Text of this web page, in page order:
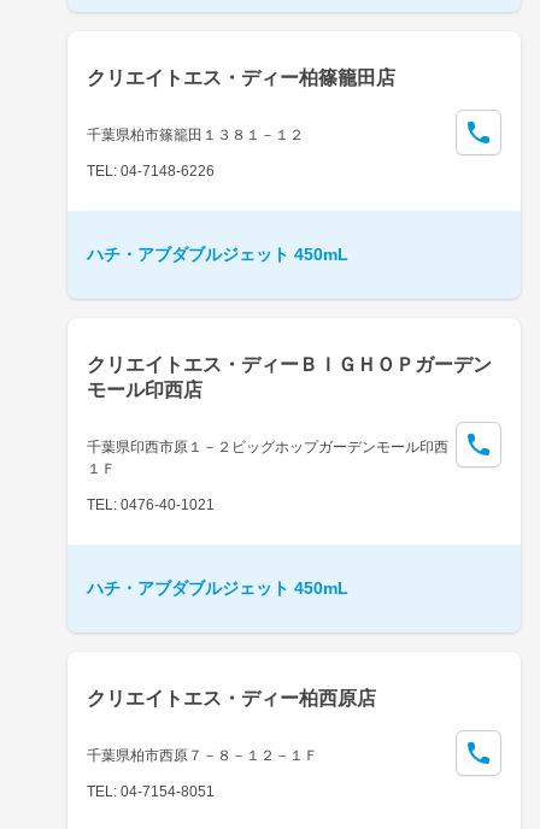
クリエイトエス・ディー柏篠籠田店
千葉県柏市篠籠田１３８１－１２
TEL: 04-7148-6226
ハチ・アブダブルジェット 450mL
クリエイトエス・ディーＢＩＧＨＯＰガーデン
モール印西店
千葉県印西市原１－２ビッグホップガーデンモール印西
１Ｆ
TEL: 0476-40-1021
ハチ・アブダブルジェット 450mL
クリエイトエス・ディー柏西原店
千葉県柏市西原７－８－１２－１Ｆ
TEL: 04-7154-8051